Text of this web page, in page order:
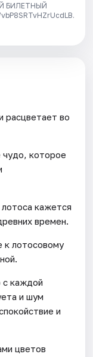
БИЛЕТНЫЙ
расцветает во
которое
кажется
времен.
к лотосовому
с каждой
и шум
и
цветов